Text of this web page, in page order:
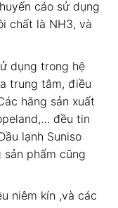
cáo sử dụng
chất là NH3, và
dụng trong hệ
trung tâm, điều
hãng sản xuất
đều tin
lạnh Suniso
phẩm cũng
niêm kín ,và các